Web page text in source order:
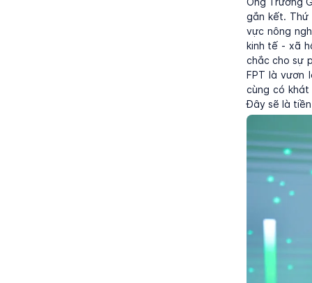
gắn kết. Thứ
vực nông
kinh tế - xã
chắc cho sự
FPT là vươn
cùng có
Đây sẽ là